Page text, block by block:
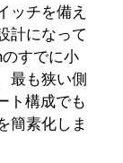
ッチを備え
計になって
すでに小
最も狭い側
ト構成でも
簡素化しま